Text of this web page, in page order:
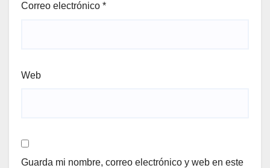
Correo electrónico *
Web
Guarda mi nombre, correo electrónico y web en este